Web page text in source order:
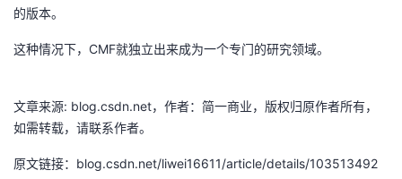
的版本。
这种情况下，CMF就独立出来成为一个专门的研究领域。
文章来源: blog.csdn.net，作者：简一商业，版权归原作者所有，
如需转载，请联系作者。
原文链接：blog.csdn.net/liwei16611/article/details/103513492